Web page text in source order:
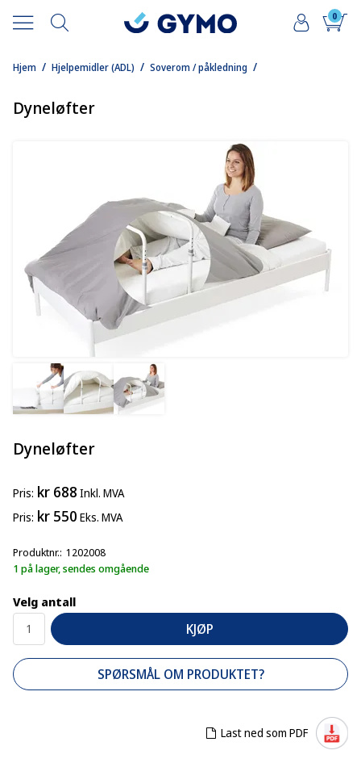
0
/
Hjem /
Hjelpemidler (ADL) /
Soverom / påkledning
Dyneløfter
Dyneløfter
Pris kr 688 Inkl. MVA
Pris kr 550 Eks. MVA
Produktnr. 1202008
1 på lager, sendes omgående
Velg antall
KJØP
SPØRSMÅL OM PRODUKTET?
Last ned som PDF